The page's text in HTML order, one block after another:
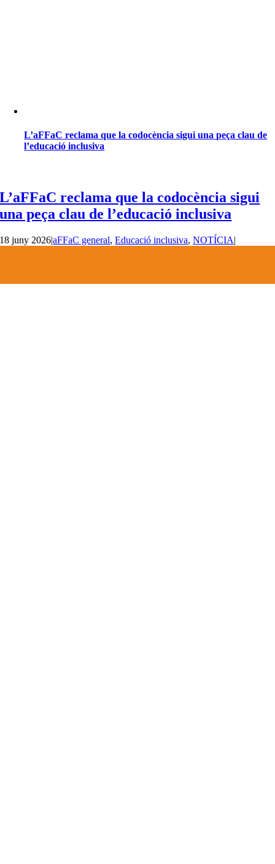
L’aFFaC reclama que la codocència sigui una peça clau de
l’educació inclusiva
L’aFFaC reclama que la codocència sigui
una peça clau de l’educació inclusiva
18 juny 2026|aFFaC general,Educació inclusiva,NOTÍCIA|